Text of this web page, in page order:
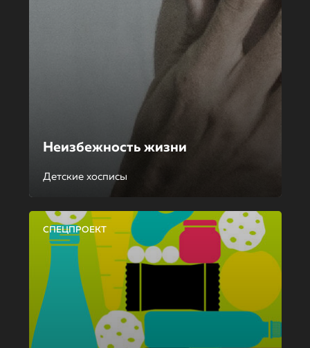
Неизбежность жизни
Детские хосписы
СПЕЦПРОЕКТ